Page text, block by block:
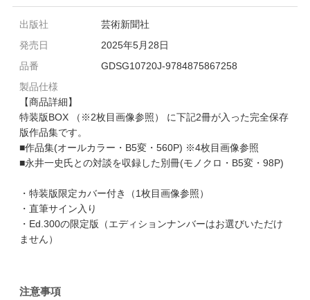
出版社
芸術新聞社
発売日
2025年5月28日
品番
GDSG10720J-9784875867258
製品仕様
【商品詳細】
特装版BOX （※2枚目画像参照） に下記2冊が入った完全保存
版作品集です。
■作品集(オールカラー・B5変・560P) ※4枚目画像参照
■永井一史氏との対談を収録した別冊(モノクロ・B5変・98P)
・特装版限定カバー付き（1枚目画像参照）
・直筆サイン入り
・Ed.300の限定版（エディションナンバーはお選びいただけ
ません）
注意事項